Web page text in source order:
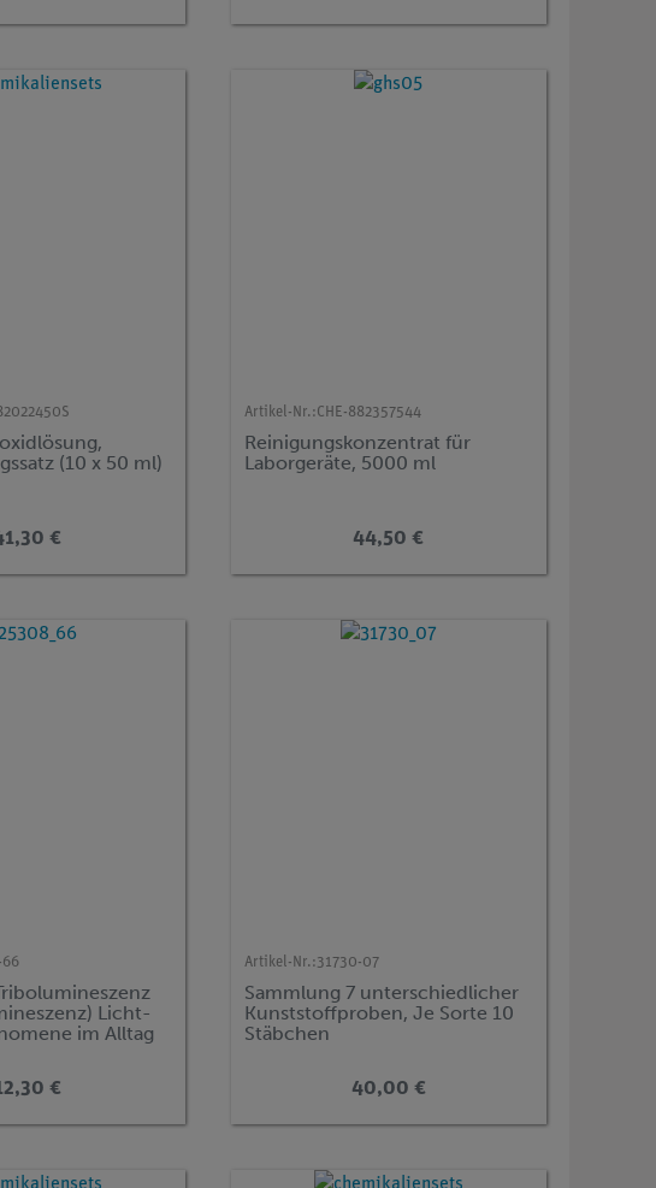
(10 x 50 ml)
€
Artikel-Nr.:CHE-882357544
Reinigungskonzentrat für
Laborgeräte, 5000 ml
44,50 €
66
Licht-
im Alltag
€
Artikel-Nr.:31730-07
Sammlung 7 unterschiedlicher
Kunststoffproben, Je Sorte 10
Stäbchen
40,00 €